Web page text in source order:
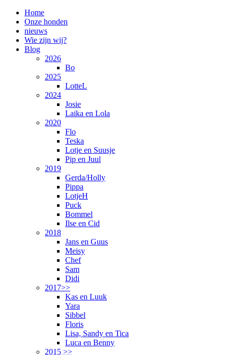
Home
Onze honden
nieuws
Wie zijn wij?
Blog
2026
Bo
2025
LotteL
2024
Josie
Laika en Lola
2020
Flo
Teska
Lotje en Suusje
Pip en Juul
2019
Gerda/Holly
Pippa
LotjeH
Puck
Bommel
Ilse en Cid
2018
Jans en Guus
Meisy
Chef
Sam
Didi
2017>>
Kas en Luuk
Yara
Sibbel
Floris
Lisa, Sandy en Tica
Luca en Benny
2015 >>